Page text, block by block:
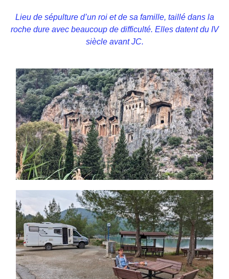
Lieu de sépulture d’un roi et de sa famille, taillé dans la
roche dure avec beaucoup de difficulté. Elles datent du IV
siècle avant JC.